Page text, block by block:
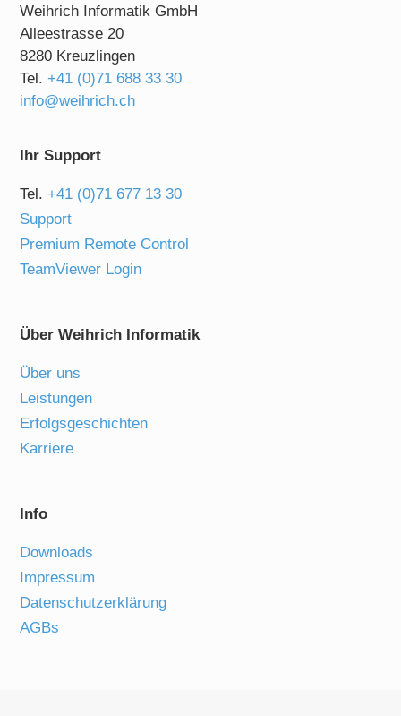
Weihrich Informatik GmbH
Alleestrasse 20
8280 Kreuzlingen
Tel.+41 (0)71 688 33 30
info@weihrich.ch
Ihr Support
Tel.+41 (0)71 677 13 30
Support
Premium Remote Control
TeamViewer Login
Über Weihrich Informatik
Über uns
Leistungen
Erfolgsgeschichten
Karriere
Info
Downloads
Impressum
Datenschutzerklärung
AGBs